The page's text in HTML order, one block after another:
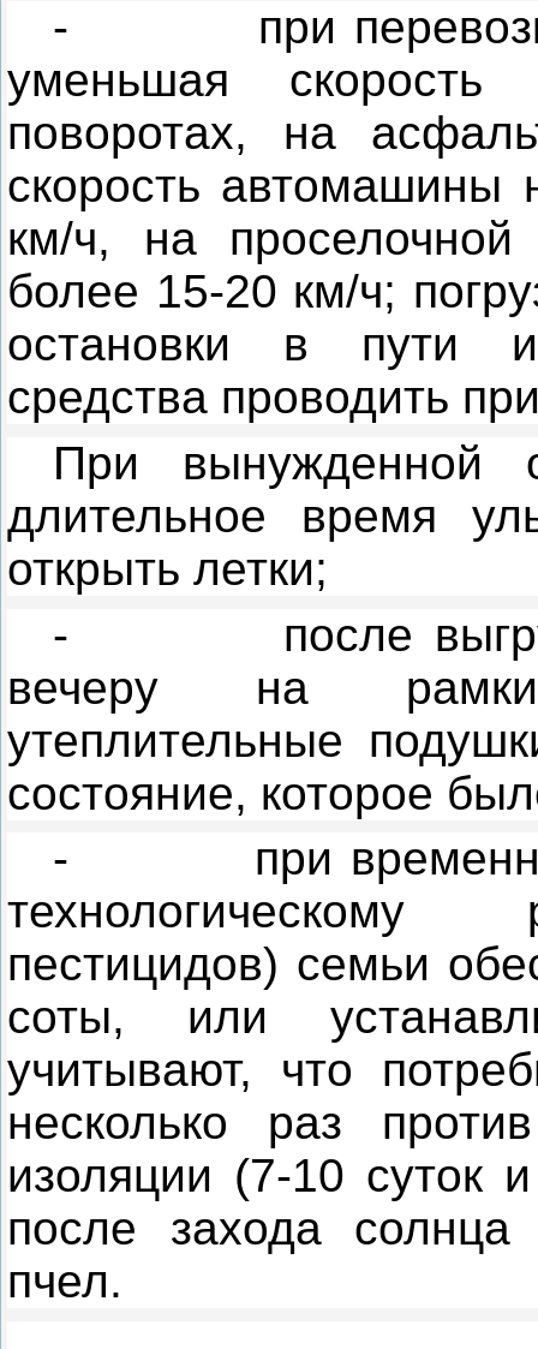
-
при
уменьшая
поворотах, на
скорость
км/ч, на
более 15-20 км/ч;
остановки в пути и
средства проводить
При вынужденной
длительное время
открыть летки;
-
после
вечеру на рамки
утеплительные
состояние, которое
-
при
технологическому
пестицидов) семьи
соты, или
учитывают, что
несколько раз
изоляции (7-10 суток
после захода
пчел.